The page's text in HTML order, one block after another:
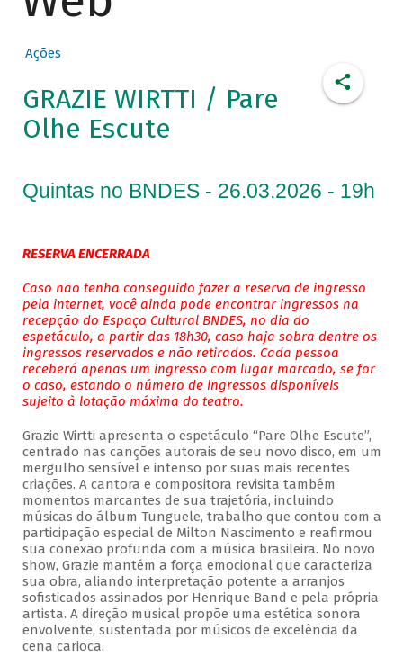
Ações
GRAZIE WIRTTI / Pare
Olhe Escute
Quintas no BNDES - 26.03.2026 - 19h
RESERVA ENCERRADA
Caso não tenha conseguido fazer a reserva de ingresso
pela internet, você ainda pode encontrar ingressos na
recepção do Espaço Cultural BNDES, no dia do
espetáculo, a partir das 18h30, caso haja sobra dentre os
ingressos reservados e não retirados. Cada pessoa
receberá apenas um ingresso com lugar marcado, se for
o caso, estando o número de ingressos disponíveis
sujeito à lotação máxima do teatro.
Grazie Wirtti apresenta o espetáculo “Pare Olhe Escute”,
centrado nas canções autorais de seu novo disco, em um
mergulho sensível e intenso por suas mais recentes
criações. A cantora e compositora revisita também
momentos marcantes de sua trajetória, incluindo
músicas do álbum Tunguele, trabalho que contou com a
participação especial de Milton Nascimento e reafirmou
sua conexão profunda com a música brasileira. No novo
show, Grazie mantém a força emocional que caracteriza
sua obra, aliando interpretação potente a arranjos
sofisticados assinados por Henrique Band e pela própria
artista. A direção musical propõe uma estética sonora
envolvente, sustentada por músicos de excelência da
cena carioca.